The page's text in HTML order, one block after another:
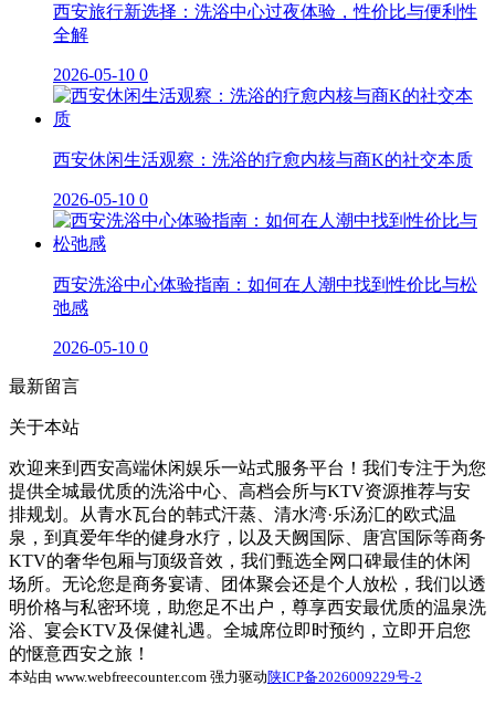
西安旅行新选择：洗浴中心过夜体验，性价比与便利性
全解
2026-05-10 0
西安休闲生活观察：洗浴的疗愈内核与商K的社交本质
2026-05-10 0
西安洗浴中心体验指南：如何在人潮中找到性价比与松
弛感
2026-05-10 0
最新留言
关于本站
欢迎来到西安高端休闲娱乐一站式服务平台！我们专注于为您
提供全城最优质的洗浴中心、高档会所与KTV资源推荐与安
排规划。从青水瓦台的韩式汗蒸、清水湾·乐汤汇的欧式温
泉，到真爱年华的健身水疗，以及天阙国际、唐宫国际等商务
KTV的奢华包厢与顶级音效，我们甄选全网口碑最佳的休闲
场所。无论您是商务宴请、团体聚会还是个人放松，我们以透
明价格与私密环境，助您足不出户，尊享西安最优质的温泉洗
浴、宴会KTV及保健礼遇。全城席位即时预约，立即开启您
的惬意西安之旅！
本站由 www.webfreecounter.com 强力驱动陕ICP备2026009229号-2